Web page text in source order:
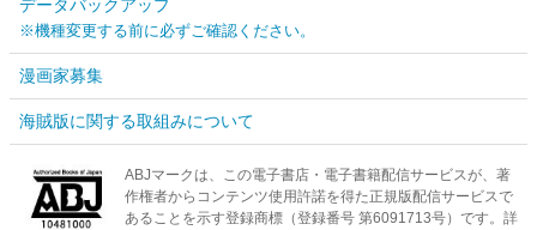
データバックアップ
※機種変更する前に必ずご確認ください。
漫画家募集
海賊版に関する取組みについて
ABJマークは、この電子書店・電子書籍配信サービスが、著
作権者からコンテンツ使用許諾を得た正規版配信サービスで
あることを示す登録商標（登録番号 第6091713号）です。詳